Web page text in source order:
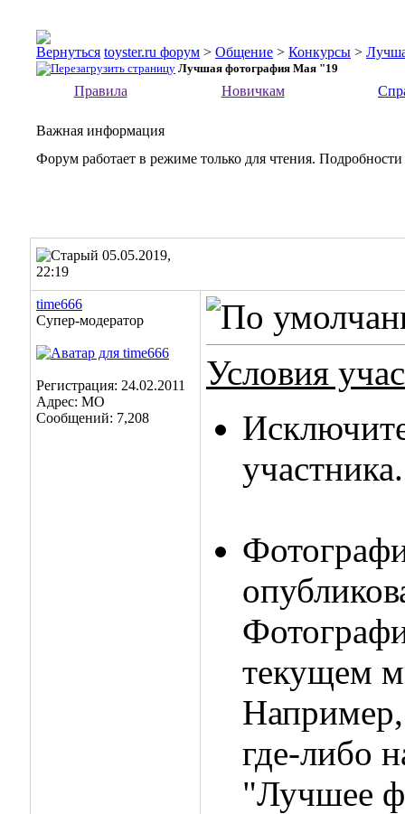
toyster.ru форум > Общение > Конкурсы >
Лучшая фотография Мая "19
Правила Новичкам
Важная информация
Форум работает в режиме только для чтения.
05.05.2019,
22:19
time666
Супер-модератор
Регистрация: 24.02.2011
Адрес: МО
Сообщений: 7,208
Условия
участника.
текущем
Например,
где-либо
"Лучшее